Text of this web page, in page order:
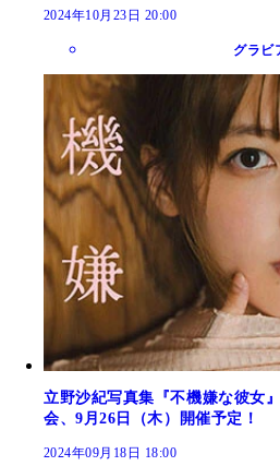
2024年10月23日 20:00
グラビ
立野沙紀写真集『不機嫌な彼女
会、9月26日（木）開催予定！
2024年09月18日 18:00